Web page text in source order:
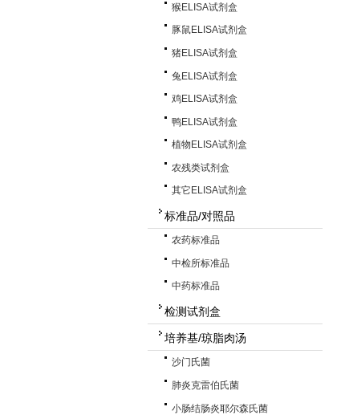
猴ELISA试剂盒
豚鼠ELISA试剂盒
猪ELISA试剂盒
兔ELISA试剂盒
鸡ELISA试剂盒
鸭ELISA试剂盒
植物ELISA试剂盒
农残类试剂盒
其它ELISA试剂盒
标准品/对照品
农药标准品
中检所标准品
中药标准品
检测试剂盒
培养基/琼脂肉汤
沙门氏菌
肺炎克雷伯氏菌
小肠结肠炎耶尔森氏菌